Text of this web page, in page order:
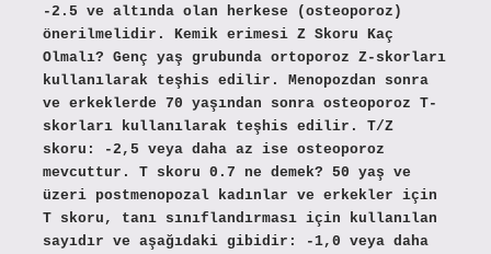
-2.5 ve altında olan herkese (osteoporoz)
önerilmelidir. Kemik erimesi Z Skoru Kaç
Olmalı? Genç yaş grubunda ortoporoz Z-skorları
kullanılarak teşhis edilir. Menopozdan sonra
ve erkeklerde 70 yaşından sonra osteoporoz T-
skorları kullanılarak teşhis edilir. T/Z
skoru: -2,5 veya daha az ise osteoporoz
mevcuttur. T skoru 0.7 ne demek? 50 yaş ve
üzeri postmenopozal kadınlar ve erkekler için
T skoru, tanı sınıflandırması için kullanılan
sayıdır ve aşağıdaki gibidir: -1,0 veya daha